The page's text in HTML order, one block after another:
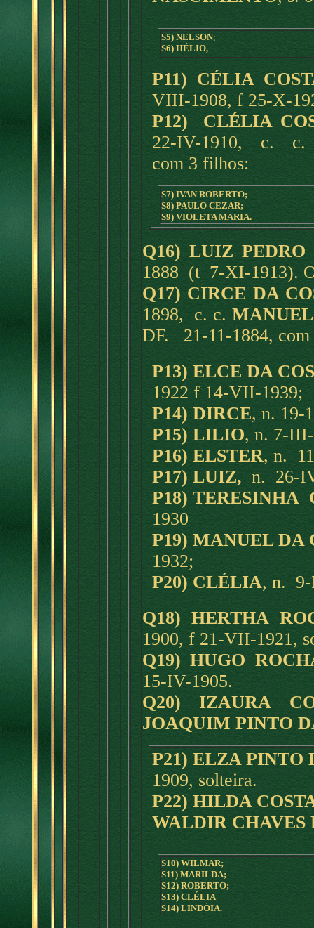
S5) NELSON;
S6) HÉLIO,
P11) CÉLIA
VIII-1908, f 25-X-
P12) CLÉLIA
22-IV-1910, c.
com 3 filhos:
S7) IVAN ROBERTO;
S8) PAULO CEZAR;
S9) VIOLETA MARIA.
Q16) LUIZ
1888 (t 7-XI-1913).
Q17) CIRCE DA
1898, c. c.
DF. 21-11-1884, com
P13) ELCE DA
1922 f 14-VII-1939;
P14) DIRCE, n. 19-
P15) LILIO, n. 7-
P16) ELSTER, n.
P17) LUIZ, n. 26-
P18) TERESINHA
1930
P19) MANUEL DA
1932;
P20) CLÉLIA, n. 9-
Q18) HERTHA
1900, f 21-VII-1921,
Q19) HUGO
15-IV-1905.
Q20) IZAURA
JOAQUIM PINTO
P21) ELZA PINTO
1909, solteira.
P22) HILDA
WALDIR CHAVES
S10) WILMAR;
S11) MARILDA;
S12) ROBERTO;
S13) CLÉLIA
S14) LINDÓIA.